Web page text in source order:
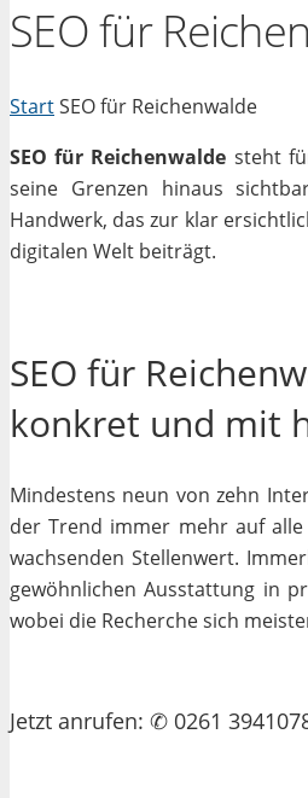
SEO für
StartSEO für Reichenwalde
SEO für Reichenwalde steht
seine Grenzen hinaus
Handwerk, das zur klar
digitalen Welt beiträgt.
SEO für
konkret und mit
Mindestens neun von zehn
der Trend immer mehr auf
wachsenden Stellenwert.
gewöhnlichen Ausstattung in
wobei die Recherche sich
Jetzt anrufen: ✆ 0261